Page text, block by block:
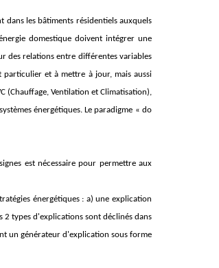
dans les bâtiments résidentiels auxquels
domestique doivent intégrer une
des relations entre différentes variables
particulier et à mettre à jour, mais aussi
(Chauffage, Ventilation et Climatisation),
énergétiques. Le paradigme «do
est nécessaire pour permettre aux
énergétiques : a) une explication
2 types d'explications sont déclinés dans
un générateur d'explication sous forme